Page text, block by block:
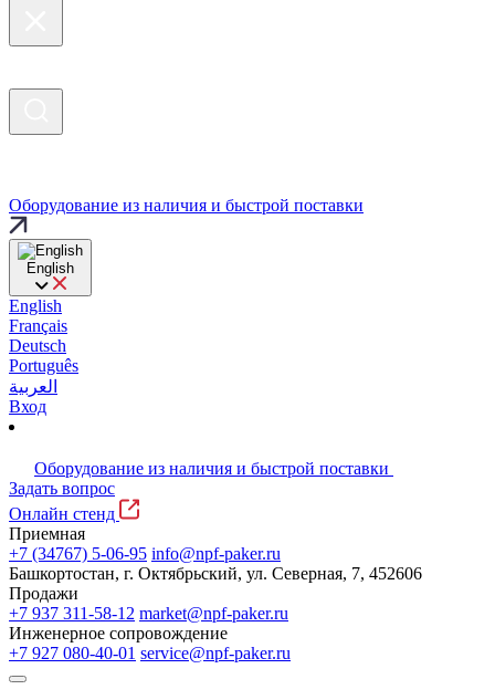
Оборудование из наличия и быстрой поставки
English
English
Français
Deutsch
Português
العربية
Вход
Оборудование из наличия и быстрой поставки
Задать вопрос
Онлайн стенд
Приемная
+7 (34767) 5-06-95 info@npf-paker.ru
Башкортостан, г. Октябрьский, ул. Северная, 7, 452606
Продажи
+7 937 311-58-12 market@npf-paker.ru
Инженерное сопровождение
+7 927 080-40-01 service@npf-paker.ru